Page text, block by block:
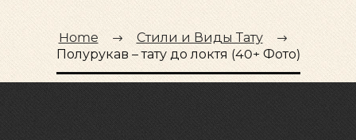
Home
Стили и Виды Тату
Полурукав – тату до локтя (40+ Фото)